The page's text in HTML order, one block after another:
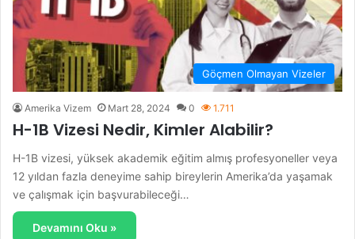
Göçmen Olmayan Vizeler
Amerika Vizem Mart 28, 2024 0 1.711
H-1B Vizesi Nedir, Kimler Alabilir?
H-1B vizesi, yüksek akademik eğitim almış profesyoneller veya
12 yıldan fazla deneyime sahip bireylerin Amerika’da yaşamak
ve çalışmak için başvurabileceği…
Devamını Oku »